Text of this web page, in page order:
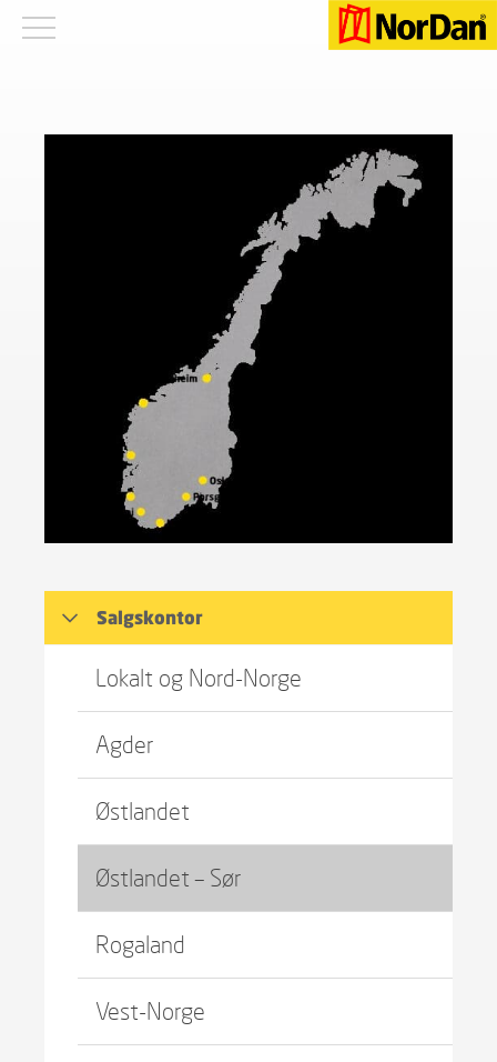
Salgskontor
Lokalt og Nord-Norge
Agder
Østlandet
Østlandet – Sør
Rogaland
Vest-Norge